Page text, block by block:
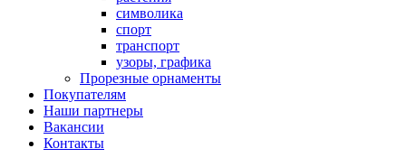
символика
спорт
транспорт
узоры, графика
Прорезные орнаменты
Покупателям
Наши партнеры
Вакансии
Контакты